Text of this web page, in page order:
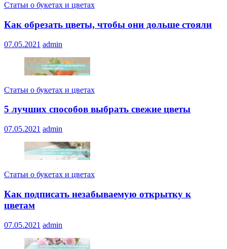
Статьи о букетах и цветах
Как обрезать цветы, чтобы они дольше стояли
07.05.2021 admin
Статьи о букетах и цветах
5 лучших способов выбрать свежие цветы
07.05.2021 admin
Статьи о букетах и цветах
Как подписать незабываемую открытку к
цветам
07.05.2021 admin